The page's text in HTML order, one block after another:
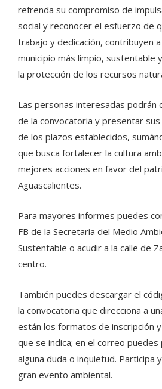
refrenda su compromiso de
social y reconocer el esfuerzo de
trabajo y dedicación, contribuyen
municipio más limpio, sustentable
la protección de los recursos
Las personas interesadas podrán
de la convocatoria y presentar
de los plazos establecidos,
que busca fortalecer la cultura
mejores acciones en favor del
Aguascalientes.
Para mayores informes puedes
FB de la Secretaría del Medio
Sustentable o acudir a la calle de
centro.
También puedes descargar el
la convocatoria que direcciona a
están los formatos de inscripción
que se indica; en el correo
alguna duda o inquietud. Participa
gran evento ambiental.